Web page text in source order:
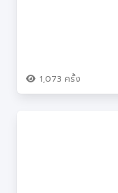
1,073 ครั้ง